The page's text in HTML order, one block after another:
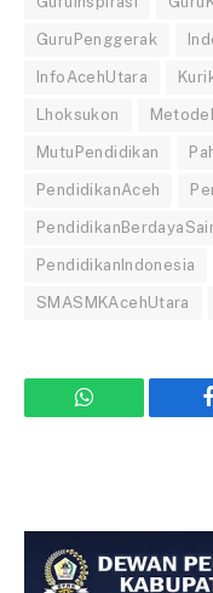
GuruPenggerak
InfoAcehUtara
Lhoksukon
MutuPendidikan
PendidikanAceh
PendidikanIndonesia
SMASMKAcehUtara
WhatsApp